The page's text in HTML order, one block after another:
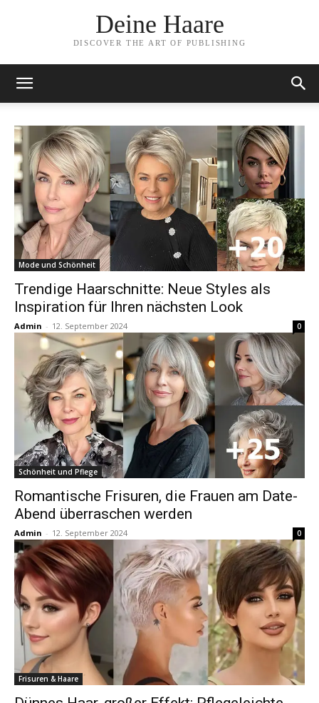
Deine Haare
DISCOVER THE ART OF PUBLISHING
Mode und Schönheit
Trendige Haarschnitte: Neue Styles als
Inspiration für Ihren nächsten Look
Admin - 12. September 2024 0
Schönheit und Pflege
Romantische Frisuren, die Frauen am Date-
Abend überraschen werden
Admin - 12. September 2024 0
Frisuren & Haare